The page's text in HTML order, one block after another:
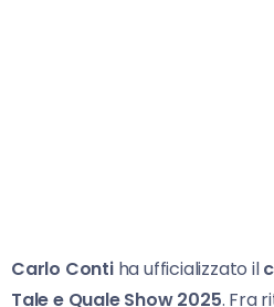
Carlo Contiha ufficializzato il
Talee Quale Show 2025. Fra